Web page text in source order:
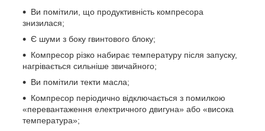
Ви помітили, що продуктивність компресора
знизилася;
Є шуми з боку гвинтового блоку;
Компресор різко набирає температуру після запуску,
нагрівається сильніше звичайного;
Ви помітили текти масла;
Компресор періодично відключається з помилкою
«перевантаження електричного двигуна» або «висока
температура»;